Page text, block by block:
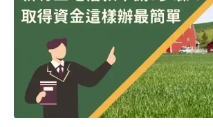
生活理財
房產Q&A
網友都在問